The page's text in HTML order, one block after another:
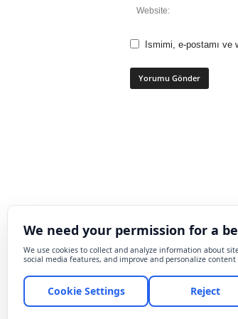
Ismimi, e-postamı ve